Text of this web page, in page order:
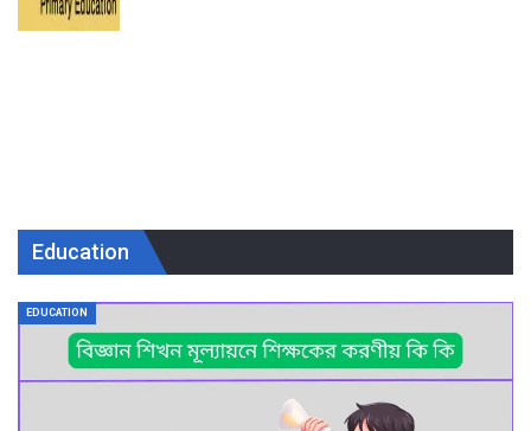
Education
EDUCATION